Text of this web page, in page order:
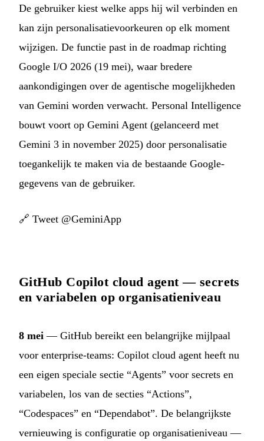
De gebruiker kiest welke apps hij wil verbinden en
kan zijn personalisatievoorkeuren op elk moment
wijzigen. De functie past in de roadmap richting
Google I/O 2026 (19 mei), waar bredere
aankondigingen over de agentische mogelijkheden
van Gemini worden verwacht. Personal Intelligence
bouwt voort op Gemini Agent (gelanceerd met
Gemini 3 in november 2025) door personalisatie
toegankelijk te maken via de bestaande Google-
gegevens van de gebruiker.
🔗 Tweet @GeminiApp
GitHub Copilot cloud agent — secrets
en variabelen op organisatieniveau
8 mei — GitHub bereikt een belangrijke mijlpaal
voor enterprise-teams: Copilot cloud agent heeft nu
een eigen speciale sectie “Agents” voor secrets en
variabelen, los van de secties “Actions”,
“Codespaces” en “Dependabot”. De belangrijkste
vernieuwing is configuratie op organisatieniveau —